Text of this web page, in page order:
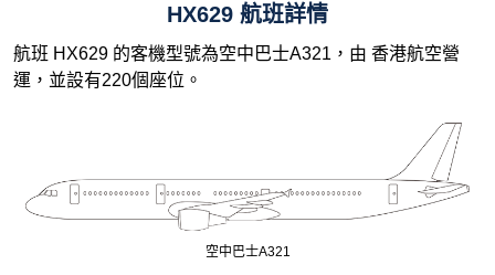
HX629 航班詳情
航班 HX629 的客機型號為空中巴士A321，由 香港航空營
運，並設有220個座位。
空中巴士A321